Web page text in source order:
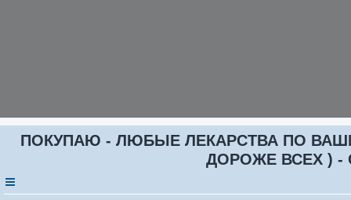
ПОКУПАЮ - ЛЮБЫЕ ЛЕКАРСТВА ПО ВАШИ
ДОРОЖЕ ВСЕХ ) -